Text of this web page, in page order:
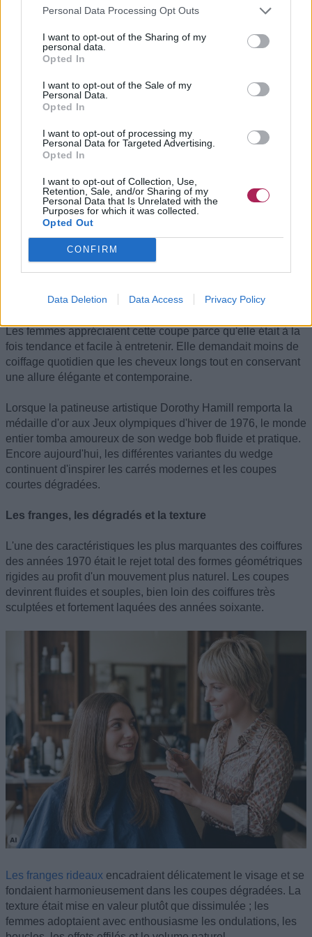
Personal Data Processing Opt Outs
I want to opt-out of the Sharing of my
personal data.
Opted In
I want to opt-out of the Sale of my
Personal Data.
Opted In
I want to opt-out of processing my
Personal Data for Targeted Advertising.
Opted In
I want to opt-out of Collection, Use,
Retention, Sale, and/or Sharing of my
Personal Data that Is Unrelated with the
Purposes for which it was collected.
Opted Out
CONFIRM
Data Deletion Data Access Privacy Policy
Le wedge présentait des dégradés à l'arrière qui se
resserraient progressivement vers la nuque tout en
conservant davantage de volume au sommet de la tête et sur
les côtés. La coupe créait une forme nette et aérodynamique
qui paraissait extrêmement moderne. Bien qu'elle soit plus
courte que d'autres styles populaires de l'époque, le wedge
contours légèrement effilés.
Les femmes appréciaient cette coupe parce qu'elle était à la
fois tendance et facile à entretenir. Elle demandait moins de
coiffage quotidien que les cheveux longs tout en conservant
une allure élégante et contemporaine.
Lorsque la patineuse artistique Dorothy Hamill remporta la
médaille d'or aux Jeux olympiques d'hiver de 1976, le monde
entier tomba amoureux de son wedge bob fluide et pratique.
Encore aujourd'hui, les différentes variantes du wedge
continuent d'inspirer les carrés modernes et les coupes
courtes dégradées.
Les franges, les dégradés et la texture
L'une des caractéristiques les plus marquantes des coiffures
des années 1970 était le rejet total des formes géométriques
rigides au profit d'un mouvement plus naturel. Les coupes
devinrent fluides et souples, bien loin des coiffures très
sculptées et fortement laquées des années soixante.
Les franges rideaux encadraient délicatement le visage et se
fondaient harmonieusement dans les coupes dégradées. La
texture était mise en valeur plutôt que dissimulée ; les
femmes adoptaient avec enthousiasme les ondulations, les